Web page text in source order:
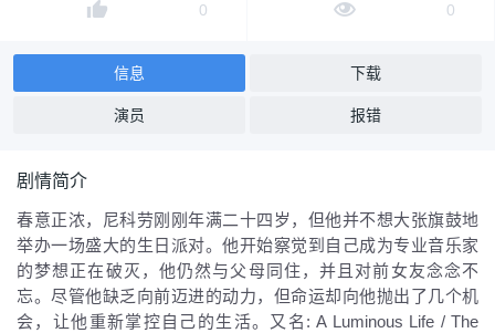
0 0
信息 下载
演员 报错
剧情简介
春意正浓，尼科劳刚刚年满二十四岁，但他并不想大张旗鼓地
举办一场盛大的生日派对。他开始察觉到自己成为专业音乐家
的梦想正在破灭，他仍然与父母同住，并且对前女友念念不
忘。尽管他缺乏向前迈进的动力，但命运却向他抛出了几个机
会，让他重新掌控自己的生活。 又名: A Luminous Life / The